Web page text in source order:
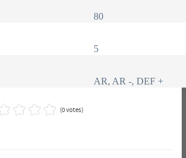
80
5
AR, AR -, DEF +
(0 votes)